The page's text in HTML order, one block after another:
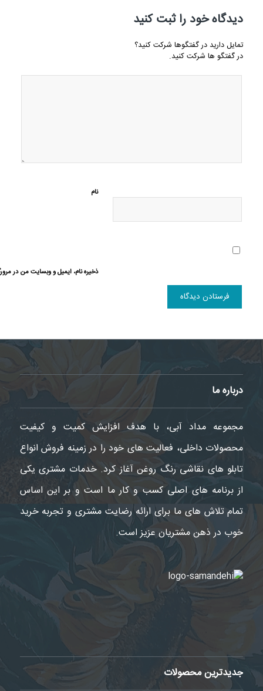
دیدگاه خود را ثبت کنید
تمایل دارید در گفتگوها شرکت کنید؟
در گفتگو ها شرکت کنید.
نام
ذخیره نام، ایمیل و وبسایت من در
درباره ما
مجموعه مداد آبی، با هدف افزایش کمیت و کیفیت
محصولات داخلی، فعالیت های خود را در زمینه فروش انواع
تابلو های نقاشی رنگ روغن آغاز کرد. خدمات مشتری یکی
از برنامه های اصلی کسب و کار ما است و بر این اساس
تمام تلاش های ما برای ارائه رضایت مشتری و تجربه خرید
خوب در ذهن مشتریان عزیز است.
جدیدترین محصولات